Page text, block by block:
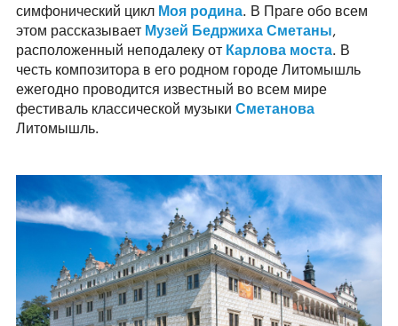
симфонический цикл Моя родина . В Праге обо всем
этом рассказывает Музей Бедржиха Сметаны
расположенный неподалеку от Карлова моста . В
честь композитора в его родном городе Литомышль
ежегодно проводится известный во всем мире
фестиваль классической музыки Сметанова
Литомышль.